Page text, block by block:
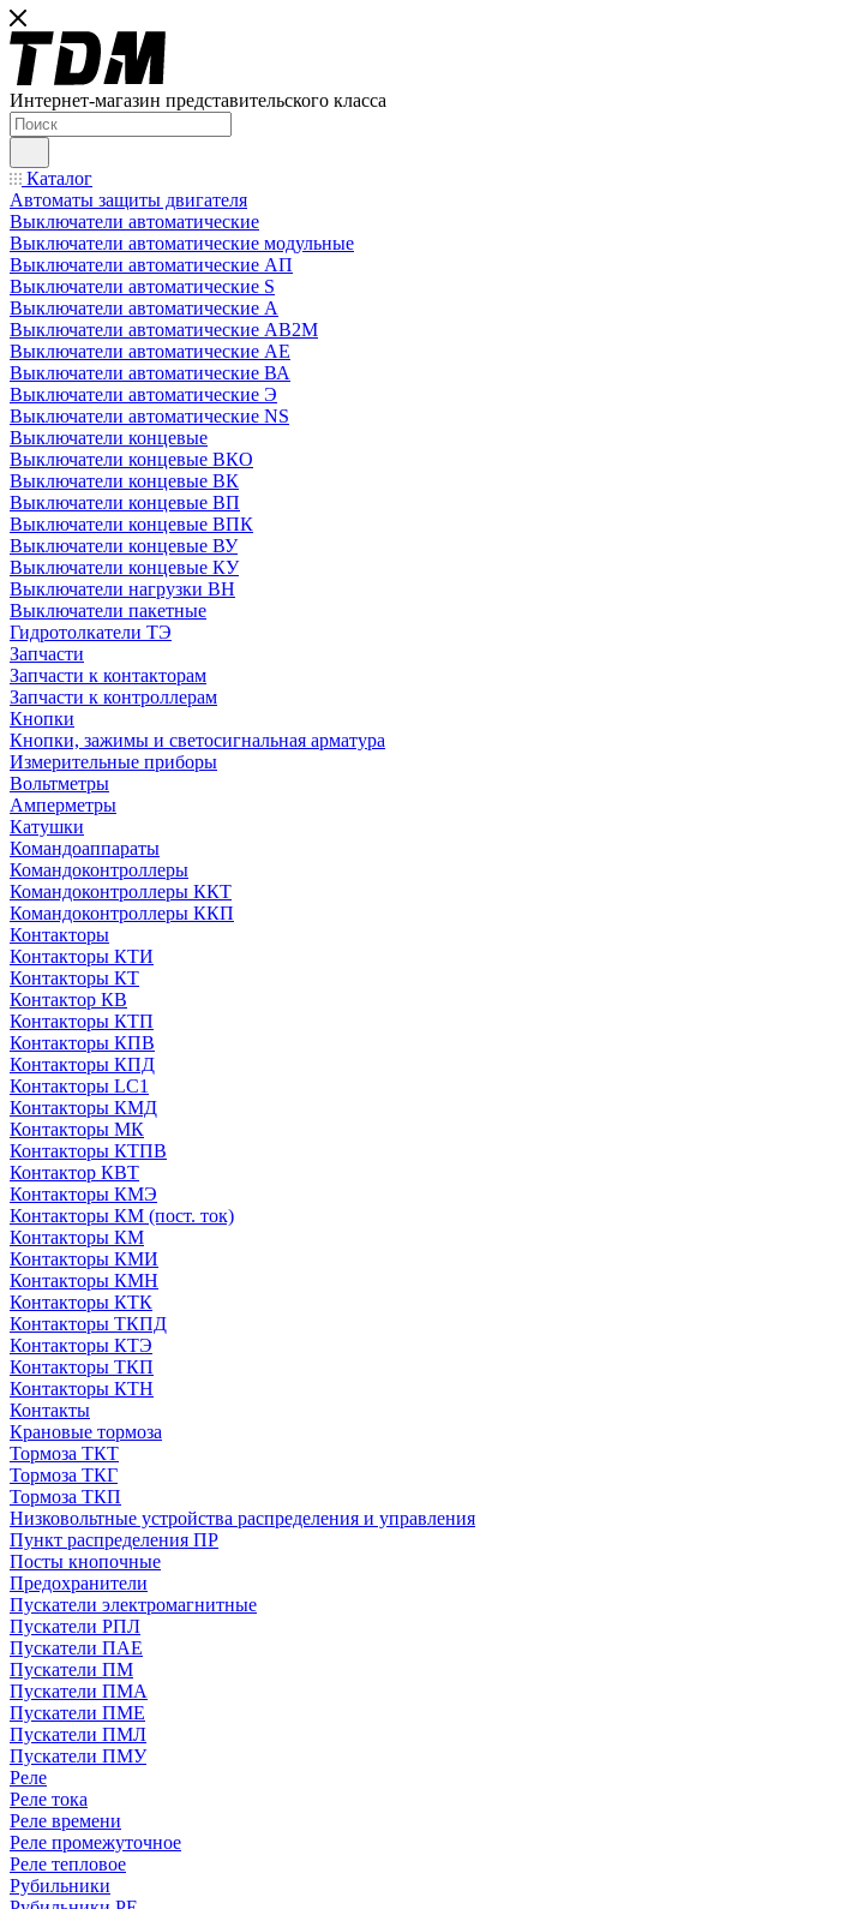
Интернет-магазин представительского класса
Каталог
Автоматы защиты двигателя
Выключатели автоматические
Выключатели автоматические модульные
Выключатели автоматические АП
Выключатели автоматические S
Выключатели автоматические А
Выключатели автоматические АВ2М
Выключатели автоматические АЕ
Выключатели автоматические ВА
Выключатели автоматические Э
Выключатели автоматические NS
Выключатели концевые
Выключатели концевые ВКО
Выключатели концевые ВК
Выключатели концевые ВП
Выключатели концевые ВПК
Выключатели концевые ВУ
Выключатели концевые КУ
Выключатели нагрузки ВН
Выключатели пакетные
Гидротолкатели ТЭ
Запчасти
Запчасти к контакторам
Запчасти к контроллерам
Кнопки
Кнопки, зажимы и светосигнальная арматура
Измерительные приборы
Вольтметры
Амперметры
Катушки
Командоаппараты
Командоконтроллеры
Командоконтроллеры ККТ
Командоконтроллеры ККП
Контакторы
Контакторы КТИ
Контакторы КТ
Контактор КВ
Контакторы КТП
Контакторы КПВ
Контакторы КПД
Контакторы LC1
Контакторы КМД
Контакторы МК
Контакторы КТПВ
Контактор КВТ
Контакторы КМЭ
Контакторы КМ (пост. ток)
Контакторы КМ
Контакторы КМИ
Контакторы КМН
Контакторы КТК
Контакторы ТКПД
Контакторы КТЭ
Контакторы ТКП
Контакторы КТН
Контакты
Крановые тормоза
Тормоза ТКТ
Тормоза ТКГ
Тормоза ТКП
Низковольтные устройства распределения и управления
Пункт распределения ПР
Посты кнопочные
Предохранители
Пускатели электромагнитные
Пускатели РПЛ
Пускатели ПАЕ
Пускатели ПМ
Пускатели ПМА
Пускатели ПМЕ
Пускатели ПМЛ
Пускатели ПМУ
Реле
Реле тока
Реле времени
Реле промежуточное
Реле тепловое
Рубильники